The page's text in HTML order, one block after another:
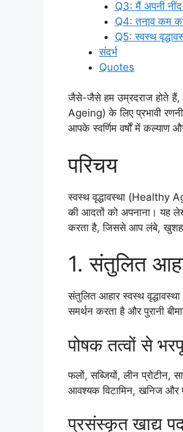
Q3: मैं अपनी
Q4: तनाव कम
Q5: स्वस्थ
संदर्भ
Quotes
जैसे-जैसे हम उम्रदराज होते हैं,
Ageing) के लिए प्रभावी
आपके स्वर्णिम वर्षों में कल्याण
परिचय
स्वस्थ वृद्धावस्था (Healthy
की आदतों को अपनाना। यह
करता है, जिससे आप लंबे,
1. संतुलित
संतुलित आहार स्वस्थ
समर्थन करता है और पुरानी
पोषक तत्वों से
फलों, सब्जियों, लीन प्रोटीन,
आवश्यक विटामिन, खनिज और
प्रसंस्कृत खाद्य